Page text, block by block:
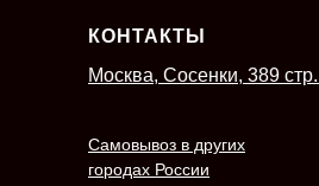
КОНТАКТЫ
Самовывоз в других
городах России
Москва, Сосенки, 389